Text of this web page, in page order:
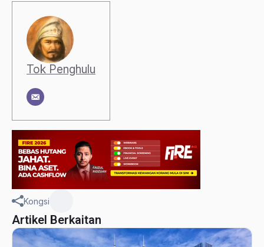
Tok Penghulu
Kongsi
Artikel Berkaitan